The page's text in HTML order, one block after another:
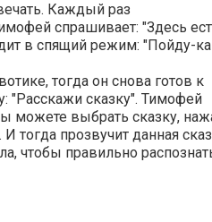
Каждый раз
спрашивает: "Здесь
в спящий режим: "Пойду-
тогда он снова готов к
"Расскажи сказку". Тимофей
можете выбрать сказку,
тогда прозвучит данная
чтобы правильно